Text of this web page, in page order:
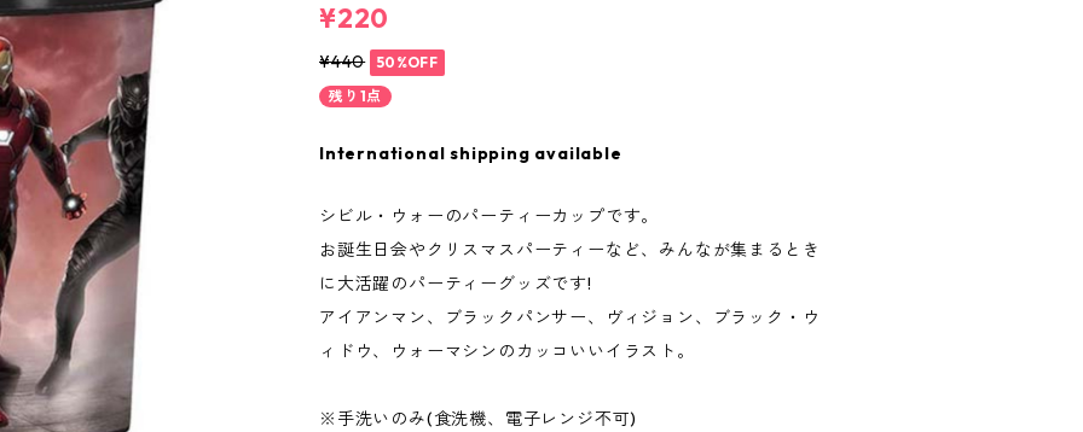
¥220
¥440
50%OFF
残り1点
International shipping available
シビル・ウォーのパーティーカップです。
お誕生日会やクリスマスパーティーなど、みんなが集まるとき
に大活躍のパーティーグッズです!
アイアンマン、ブラックパンサー、ヴィジョン、ブラック・ウ
ィドウ、ウォーマシンのカッコいいイラスト。
※手洗いのみ(食洗機、電子レンジ不可)